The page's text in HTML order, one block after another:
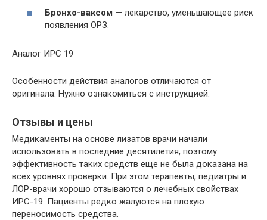
Бронхо-ваксом — лекарство, уменьшающее риск
появления ОРЗ.
Аналог ИРС 19
Особенности действия аналогов отличаются от
оригинала. Нужно ознакомиться с инструкцией.
Отзывы и цены
Медикаменты на основе лизатов врачи начали
использовать в последние десятилетия, поэтому
эффективность таких средств еще не была доказана на
всех уровнях проверки. При этом терапевты, педиатры и
ЛОР-врачи хорошо отзываются о лечебных свойствах
ИРС-19. Пациенты редко жалуются на плохую
переносимость средства.